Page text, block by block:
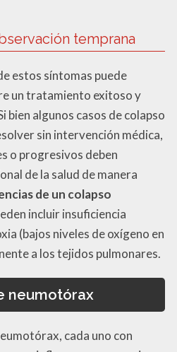
temprana
estos síntomas puede
un tratamiento exitoso y
bien algunos casos de colapso
sin intervención médica,
o progresivos deben
de la salud de manera
de un colapso
incluir insuficiencia
(bajos niveles de oxígeno en
a los tejidos pulmonares.
neumotórax
cada uno con